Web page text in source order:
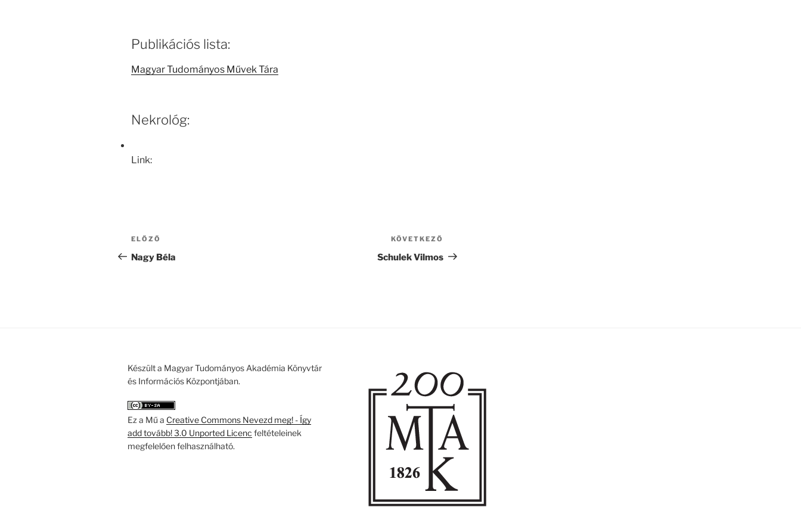
Publikációs lista:
Magyar Tudományos Művek Tára
Nekrológ:
Link:
Bejegyzés
navigáció
Korábbi
bejegyzés
ELŐZŐ
Nagy Béla
bejegyzés
KÖVETKEZŐ
Schulek Vilmos
Készült a Magyar Tudományos Akadémia Könyvtár
és Információs Központjában.
Ez a Mű a Creative Commons Nevezd meg! - Így
add tovább! 3.0 Unported Licenc feltételeinek
megfelelően felhasználható.